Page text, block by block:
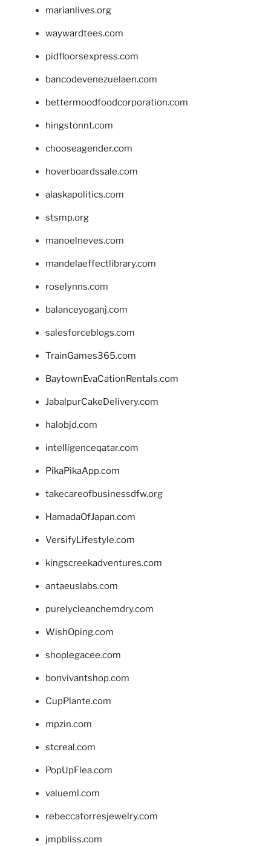
marianlives.org
waywardtees.com
pidfloorsexpress.com
bancodevenezuelaen.com
bettermoodfoodcorporation.com
hingstonnt.com
chooseagender.com
hoverboardssale.com
alaskapolitics.com
stsmp.org
manoelneves.com
mandelaeffectlibrary.com
roselynns.com
balanceyoganj.com
salesforceblogs.com
TrainGames365.com
BaytownEvaCationRentals.com
JabalpurCakeDelivery.com
halobjd.com
intelligenceqatar.com
PikaPikaApp.com
takecareofbusinessdfw.org
HamadaOfJapan.com
VersifyLifestyle.com
kingscreekadventures.com
antaeuslabs.com
purelycleanchemdry.com
WishOping.com
shoplegacee.com
bonvivantshop.com
CupPlante.com
mpzin.com
stcreal.com
PopUpFlea.com
valueml.com
rebeccatorresjewelry.com
jmpbliss.com